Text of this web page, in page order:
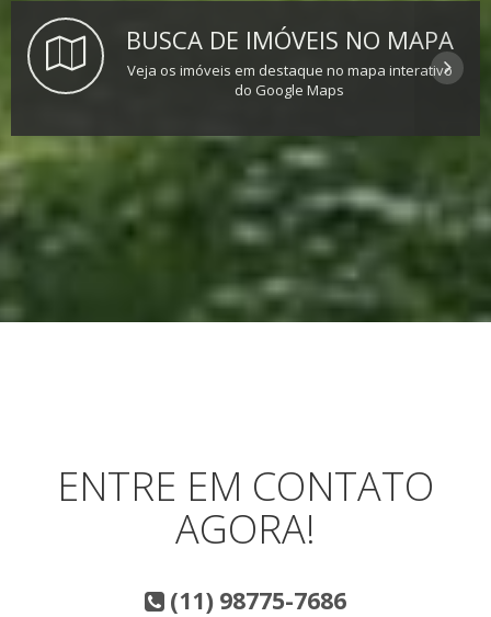
BUSCA DE IMÓVEIS NO MAPA
Veja os imóveis em destaque no mapa interativo
do Google Maps
ENTRE EM CONTATO
AGORA!
(11) 98775-7686